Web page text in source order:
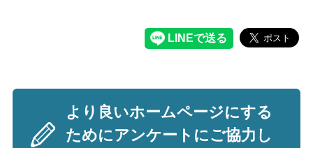
より良いホームページにする
ためにアンケートにご協力し